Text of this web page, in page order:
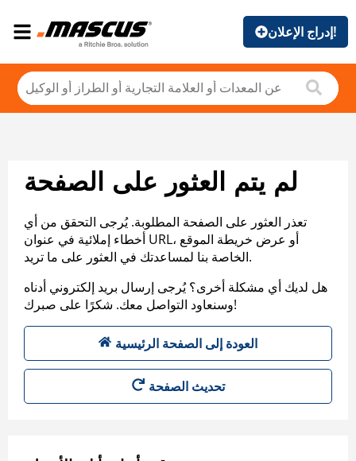
إدراج الإعلان!
لم يتم العثور على الصفحة
تعذر العثور على الصفحة المطلوبة. يُرجى التحقق من أي
أخطاء إملائية في عنوان URL، أو عرض خريطة الموقع
الخاصة بنا لمساعدتك في العثور على ما تريد.
هل لديك أي مشكلة أخرى؟ يُرجى إرسال بريد إلكتروني أدناه
وسنعاود التواصل معك. شكرًا على صبرك!
العودة إلى الصفحة الرئيسية
تحديث الصفحة